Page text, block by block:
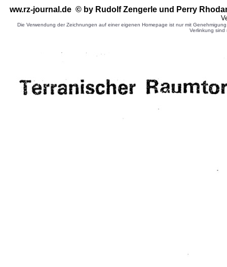
ww.rz-journal.de © by Rudolf Zengerle und Perry
Die Verwendung der Zeichnungen auf einer eigenen Homepage ist nur mit
Verlinkung sind